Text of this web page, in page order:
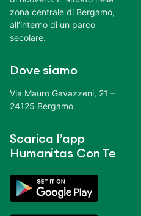
zona centrale di Bergamo,
all’interno di un parco
secolare.
Dove siamo
Via Mauro Gavazzeni, 21 –
24125 Bergamo
Scarica l’app
Humanitas Con Te